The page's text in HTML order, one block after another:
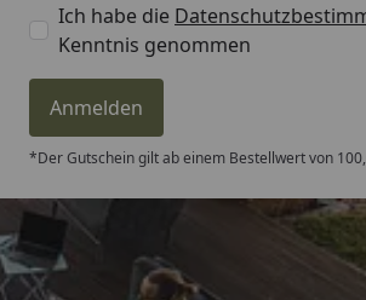
Ich habe die
Kenntnis genommen
Anmelden
*Der Gutschein gilt ab einem Bestellwert von
Trusted Shops